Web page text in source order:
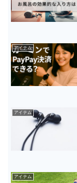
アイテム
アイテム
アイテム